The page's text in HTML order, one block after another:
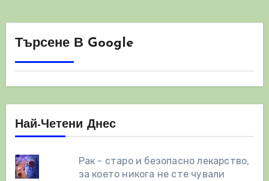
Търсене В Google
Най-Четени Днес
Рак - старо и безопасно лекарство,
за което никога не сте чували